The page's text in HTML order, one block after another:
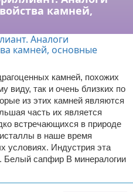
камней,
камней, похожих
виду, так и очень близких по
из этих камней являются
часть их является
встречающихся в природе
в наше время
условиях. Индустрия эта
Белый сапфир В минералогии